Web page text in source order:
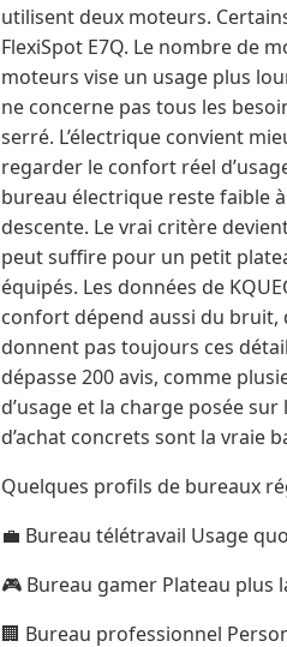
utilisent deux moteurs.
FlexiSpot E7Q. Le nombre de
moteurs vise un usage plus
ne concerne pas tous les
serré. L’électrique convient
regarder le confort réel
bureau électrique reste faible
descente. Le vrai critère
peut suffire pour un petit
équipés. Les données de
confort dépend aussi du bruit,
donnent pas toujours ces
dépasse 200 avis, comme
d’usage et la charge posée
d’achat concrets sont la vraie
Quelques profils de bureaux
💼 Bureau télétravail Usage
🎮 Bureau gamer Plateau plus
🏢 Bureau professionnel